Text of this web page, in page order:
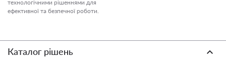
технологічними рішеннями для
ефективної та безпечної роботи.
Каталог рішень